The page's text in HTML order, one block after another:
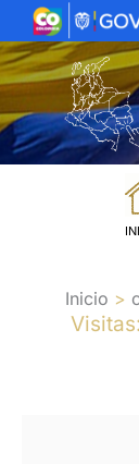
al
contenido
Inicio